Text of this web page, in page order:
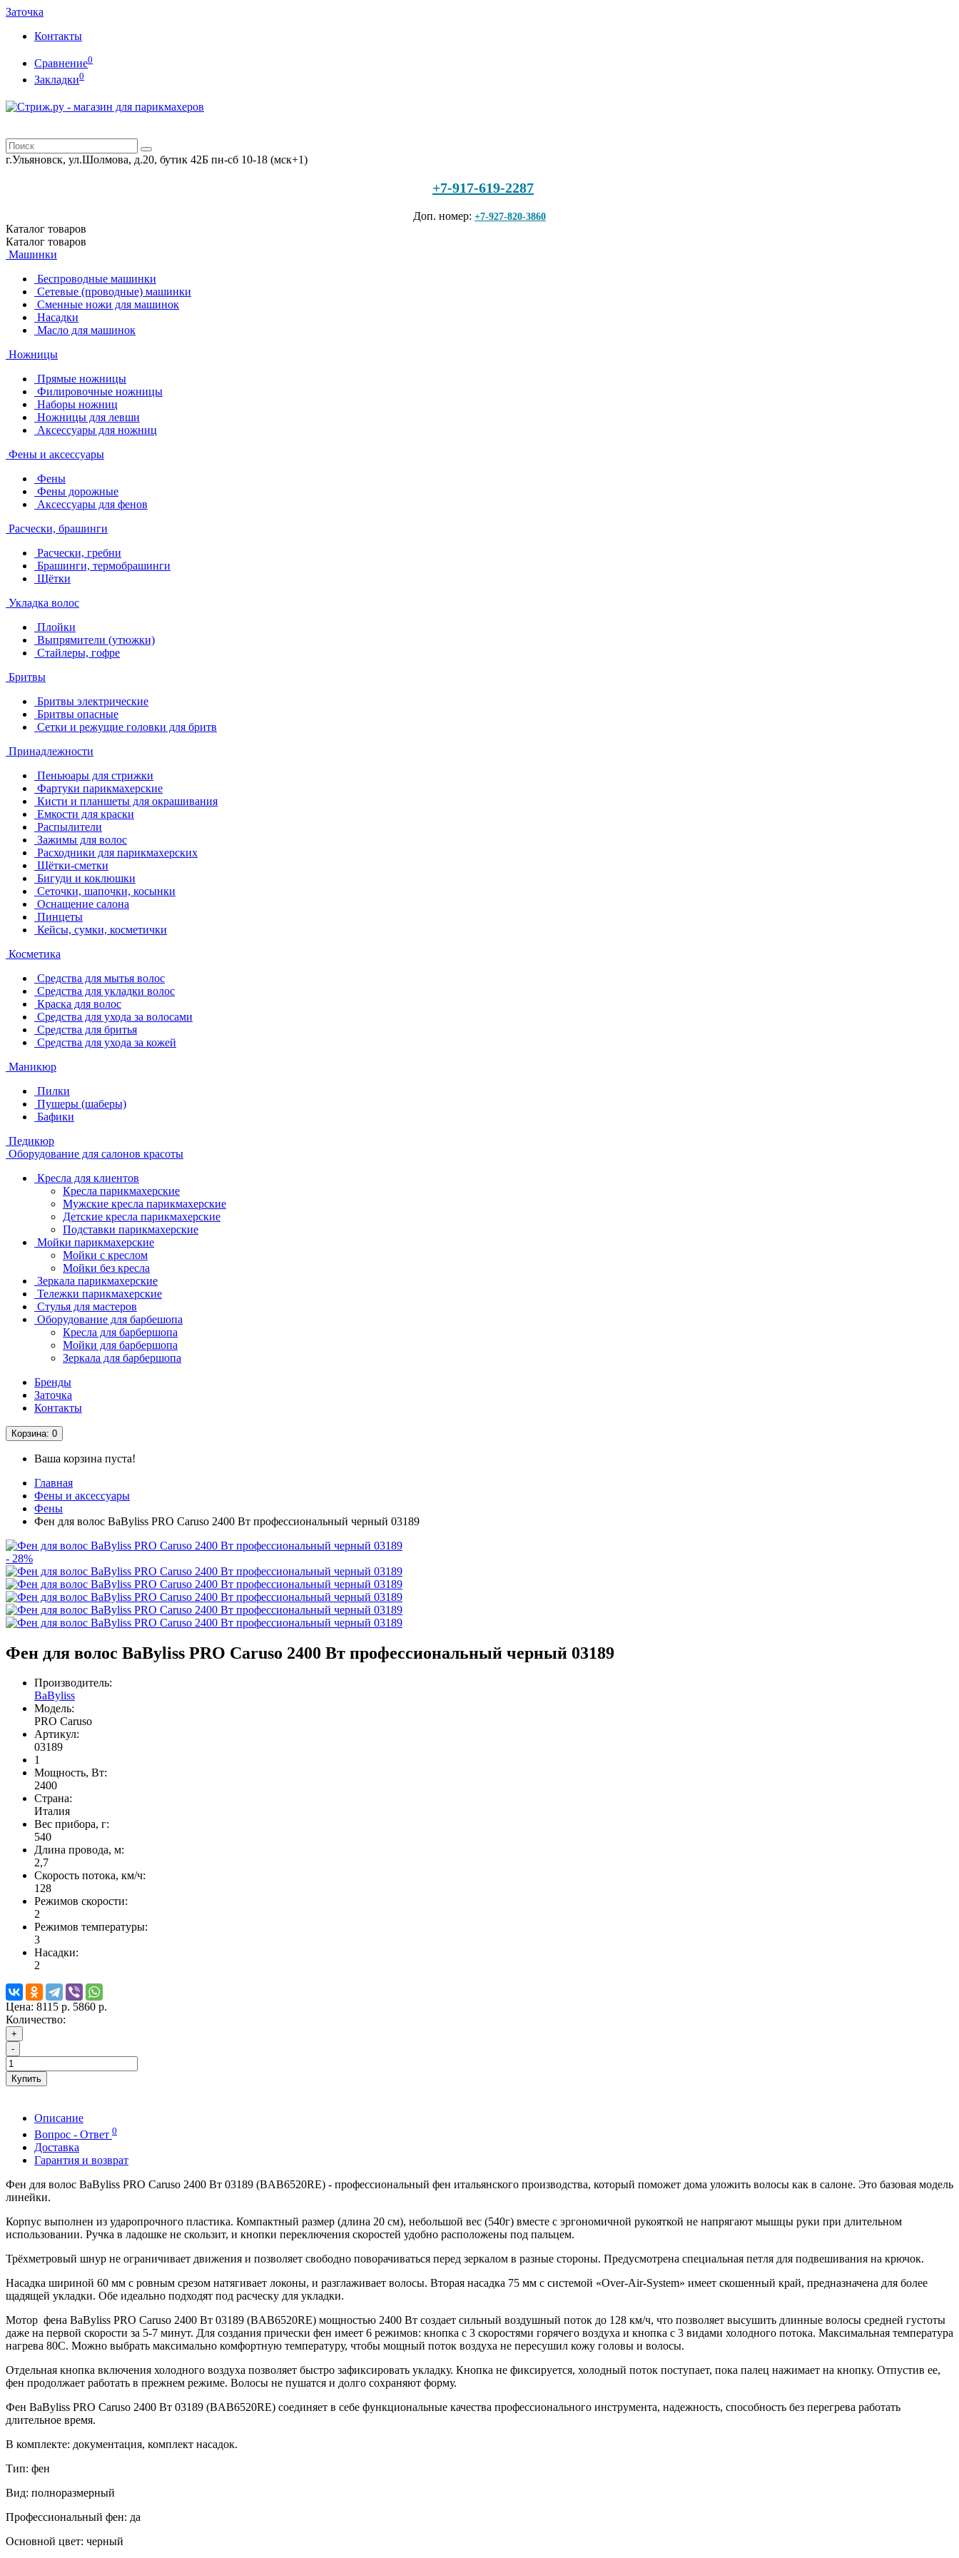
Заточка
Контакты
Сравнение0
Закладки0
г.Ульяновск, ул.Шолмова, д.20, бутик 42Б пн-сб 10-18 (мск+1)
+7-917-619-2287
Доп. номер: +7-927-820-3860
Каталог товаров
Каталог товаров
Машинки
Беспроводные машинки
Сетевые (проводные) машинки
Сменные ножи для машинок
Насадки
Масло для машинок
Ножницы
Прямые ножницы
Филировочные ножницы
Наборы ножниц
Ножницы для левши
Аксессуары для ножниц
Фены и аксессуары
Фены
Фены дорожные
Аксессуары для фенов
Расчески, брашинги
Расчески, гребни
Брашинги, термобрашинги
Щётки
Укладка волос
Плойки
Выпрямители (утюжки)
Стайлеры, гофре
Бритвы
Бритвы электрические
Бритвы опасные
Сетки и режущие головки для бритв
Принадлежности
Пеньюары для стрижки
Фартуки парикмахерские
Кисти и планшеты для окрашивания
Емкости для краски
Распылители
Зажимы для волос
Расходники для парикмахерских
Щётки-сметки
Бигуди и коклюшки
Сеточки, шапочки, косынки
Оснащение салона
Пинцеты
Кейсы, сумки, косметички
Косметика
Средства для мытья волос
Средства для укладки волос
Краска для волос
Средства для ухода за волосами
Средства для бритья
Средства для ухода за кожей
Маникюр
Пилки
Пушеры (шаберы)
Бафики
Педикюр
Оборудование для салонов красоты
Кресла для клиентов
Кресла парикмахерские
Мужские кресла парикмахерские
Детские кресла парикмахерские
Подставки парикмахерские
Мойки парикмахерские
Мойки с креслом
Мойки без кресла
Зеркала парикмахерские
Тележки парикмахерские
Стулья для мастеров
Оборудование для барбешопа
Кресла для барбершопа
Мойки для барбершопа
Зеркала для барбершопа
Бренды
Заточка
Контакты
Корзина: 0
Ваша корзина пуста!
Главная
Фены и аксессуары
Фены
Фен для волос BaByliss PRO Caruso 2400 Вт профессиональный черный 03189
- 28%
Фен для волос BaByliss PRO Caruso 2400 Вт профессиональный черный 03189
Производитель:
BaByliss
Модель:
PRO Caruso
Артикул:
03189
1
Мощность, Вт:
2400
Страна:
Италия
Вес прибора, г:
540
Длина провода, м:
2,7
Скорость потока, км/ч:
128
Режимов скорости:
2
Режимов температуры:
3
Насадки:
2
Цена: 8115 р. 5860 р.
Количество:
+
-
Купить
Описание
Вопрос - Ответ 0
Доставка
Гарантия и возврат
Фен для волос BaByliss PRO Caruso 2400 Вт 03189 (BAB6520RE) - профессиональный фен итальянского производства, который поможет дома уложить волосы как в салоне. Это базовая модель
линейки.
Корпус выполнен из ударопрочного пластика. Компактный размер (длина 20 см), небольшой вес (540г) вместе с эргономичной рукояткой не напрягают мышцы руки при длительном
использовании. Ручка в ладошке не скользит, и кнопки переключения скоростей удобно расположены под пальцем.
Трёхметровый шнур не ограничивает движения и позволяет свободно поворачиваться перед зеркалом в разные стороны. Предусмотрена специальная петля для подвешивания на крючок.
Насадка шириной 60 мм с ровным срезом натягивает локоны, и разглаживает волосы. Вторая насадка 75 мм с системой «Over-Air-System» имеет скошенный край, предназначена для более
щадящей укладки. Обе идеально подходят под расческу для укладки.
Мотор фена BaByliss PRO Caruso 2400 Вт 03189 (BAB6520RE) мощностью 2400 Вт создает сильный воздушный поток до 128 км/ч, что позволяет высушить длинные волосы средней густоты
даже на первой скорости за 5-7 минут. Для создания прически фен имеет 6 режимов: кнопка с 3 скоростями горячего воздуха и кнопка с 3 видами холодного потока. Максимальная температура
нагрева 80С. Можно выбрать максимально комфортную температуру, чтобы мощный поток воздуха не пересушил кожу головы и волосы.
Отдельная кнопка включения холодного воздуха позволяет быстро зафиксировать укладку. Кнопка не фиксируется, холодный поток поступает, пока палец нажимает на кнопку. Отпустив ее,
фен продолжает работать в прежнем режиме. Волосы не пушатся и долго сохраняют форму.
Фен BaByliss PRO Caruso 2400 Вт 03189 (BAB6520RE) соединяет в себе функциональные качества профессионального инструмента, надежность, способность без перегрева работать
длительное время.
В комплекте: документация, комплект насадок.
Тип: фен
Вид: полноразмерный
Профессиональный фен: да
Основной цвет: черный